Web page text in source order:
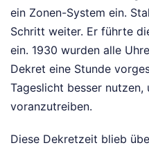
ein Zonen-System ein.
Schritt weiter. Er führte
ein. 1930 wurden alle
Dekret eine Stunde
Tageslicht besser nutzen,
voranzutreiben.
Diese Dekretzeit blieb